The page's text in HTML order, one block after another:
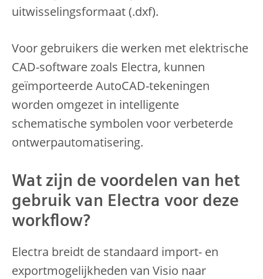
uitwisselingsformaat (.dxf).
Voor gebruikers die werken met elektrische
CAD-software zoals Electra, kunnen
geïmporteerde AutoCAD-tekeningen
worden omgezet in intelligente
schematische symbolen voor verbeterde
ontwerpautomatisering.
Wat zijn de voordelen van het
gebruik van Electra voor deze
workflow?
Electra breidt de standaard import- en
exportmogelijkheden van Visio naar